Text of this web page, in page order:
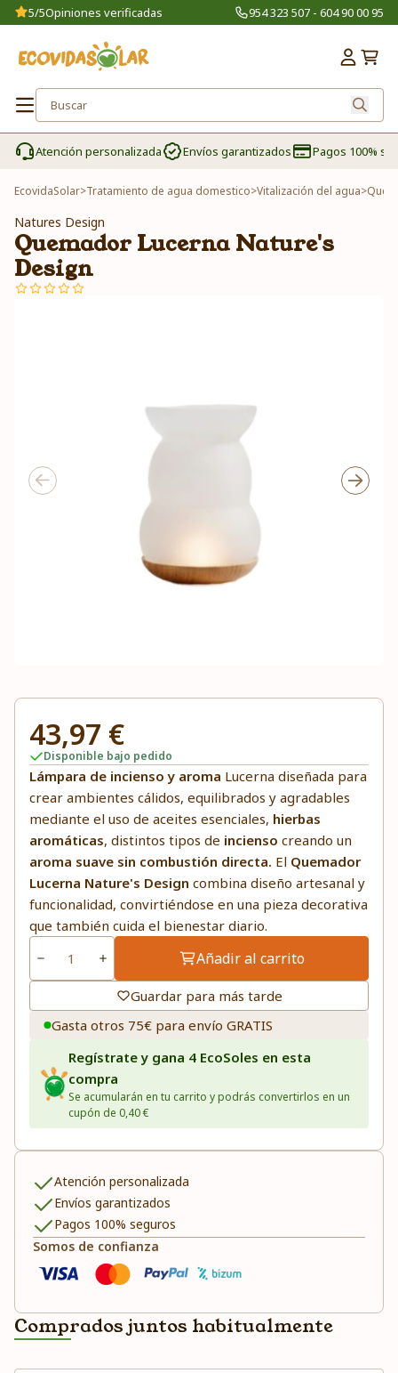
5/5Opiniones verificadas 954 323 507 - 604 90 00 95
Atención personalizada Envíos garantizados Pagos 100%
EcovidaSolar>Tratamiento de agua domestico>Vitalización del agua>
Natures Design
Quemador Lucerna Nature's
Design
43,97 €
Disponible bajo pedido
Lámpara de incienso y aroma Lucerna diseñada para
crear ambientes cálidos, equilibrados y agradables
mediante el uso de aceites esenciales, hierbas
aromáticas, distintos tipos de incienso creando un
aroma suave sin combustión directa. El Quemador
Lucerna Nature's Design combina diseño artesanal y
funcionalidad, convirtiéndose en una pieza decorativa
que también cuida el bienestar diario.
Añadir al carrito
Guardar para más tarde
Gasta otros 75€ para envío GRATIS
Regístrate y gana 4 EcoSoles en esta
compra
Se acumularán en tu carrito y podrás convertirlos en un
cupón de 0,40 €
Atención personalizada
Envíos garantizados
Pagos 100% seguros
Somos de confianza
Comprados juntos habitualmente